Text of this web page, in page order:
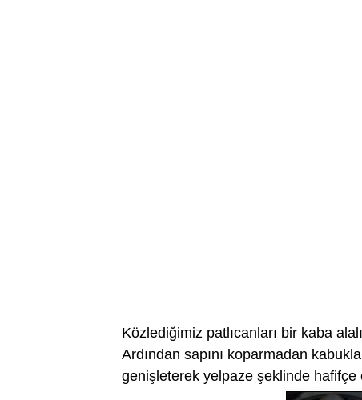
Közlediğimiz patlıcanları bir kaba
Ardından sapını koparmadan
genişleterek yelpaze şeklinde hafifçe